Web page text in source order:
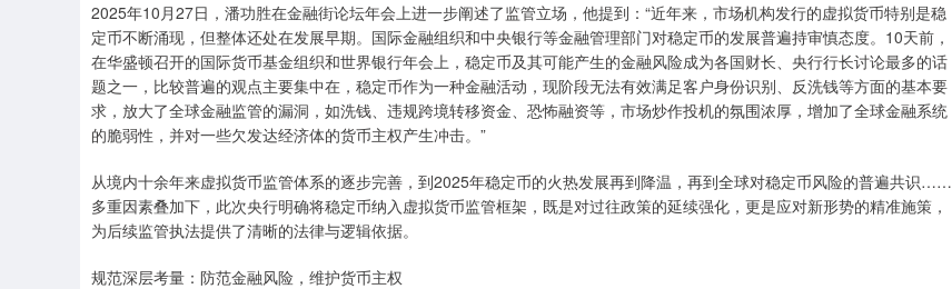
2025年10月27日，潘功胜在金融街论坛年会上进一步阐述了监管立场，他提到：“近年来，市场机构发行的虚拟货币特别是稳
定币不断涌现，但整体还处在发展早期。国际金融组织和中央银行等金融管理部门对稳定币的发展普遍持审慎态度。10天前，
在华盛顿召开的国际货币基金组织和世界银行年会上，稳定币及其可能产生的金融风险成为各国财长、央行行长讨论最多的话
题之一，比较普遍的观点主要集中在，稳定币作为一种金融活动，现阶段无法有效满足客户身份识别、反洗钱等方面的基本要
求，放大了全球金融监管的漏洞，如洗钱、违规跨境转移资金、恐怖融资等，市场炒作投机的氛围浓厚，增加了全球金融系统
的脆弱性，并对一些欠发达经济体的货币主权产生冲击。”
从境内十余年来虚拟货币监管体系的逐步完善，到2025年稳定币的火热发展再到降温，再到全球对稳定币风险的普遍共识……
多重因素叠加下，此次央行明确将稳定币纳入虚拟货币监管框架，既是对过往政策的延续强化，更是应对新形势的精准施策，
为后续监管执法提供了清晰的法律与逻辑依据。
规范深层考量：防范金融风险，维护货币主权